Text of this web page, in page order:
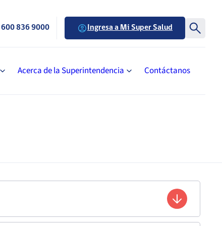
Acerca de la Superintendencia Contáctanos
600 836 9000 Ingresa a Mi Super Salud